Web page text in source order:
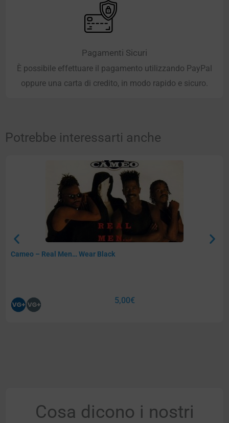
Pagamenti Sicuri
È possibile effettuare il pagamento utilizzando PayPal
oppure una carta di credito, in modo rapido e sicuro.
Potrebbe interessarti anche
Cameo – Real Men… Wear Black
5,00€
Cosa dicono i nostri